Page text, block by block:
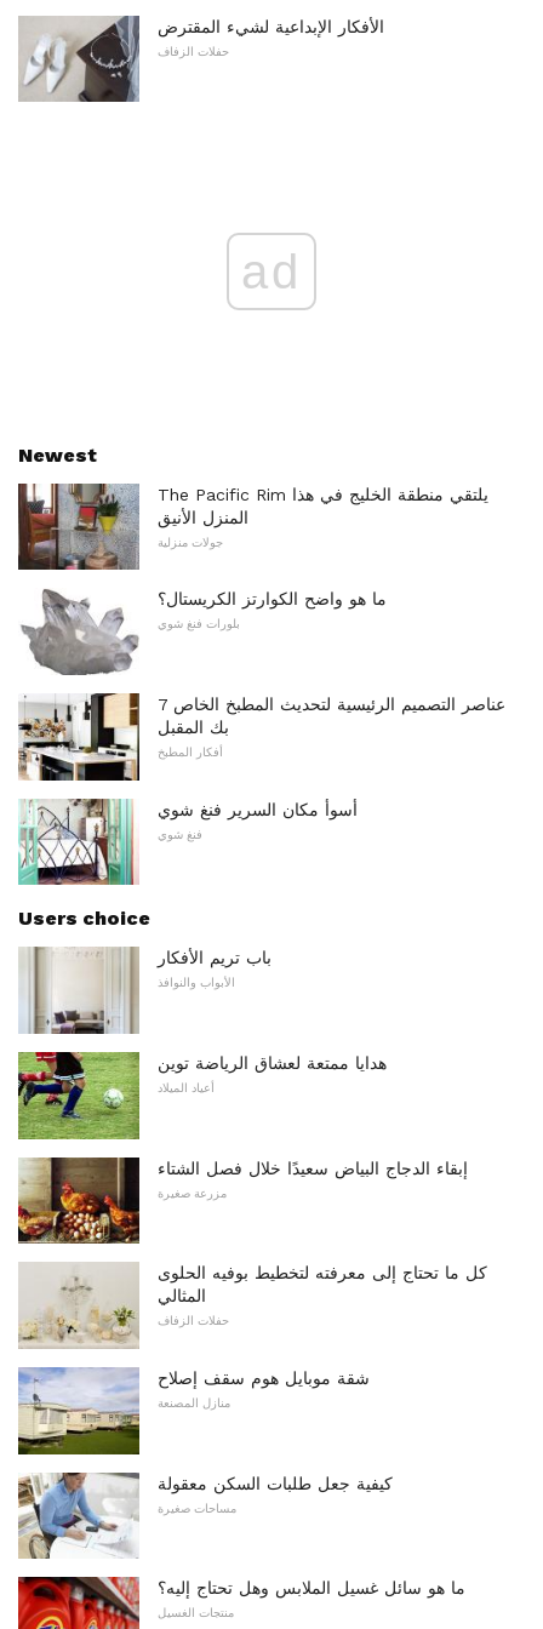
الأفكار الإبداعية لشيء المقترض
حفلات الزفاف
ad
Newest
The Pacific Rim يلتقي منطقة الخليج في هذا
المنزل الأنيق
جولات منزلية
ما هو واضح الكوارتز الكريستال؟
بلورات فنغ شوي
7 عناصر التصميم الرئيسية لتحديث المطبخ الخاص
بك المقبل
أفكار المطبخ
أسوأ مكان السرير فنغ شوي
فنغ شوي
Users choice
باب تريم الأفكار
الأبواب والنوافذ
هدايا ممتعة لعشاق الرياضة توين
أعياد الميلاد
إبقاء الدجاج البياض سعيدًا خلال فصل الشتاء
مزرعة صغيرة
كل ما تحتاج إلى معرفته لتخطيط بوفيه الحلوى
المثالي
حفلات الزفاف
شقة موبايل هوم سقف إصلاح
منازل المصنعة
كيفية جعل طلبات السكن معقولة
مساحات صغيرة
ما هو سائل غسيل الملابس وهل تحتاج إليه؟
منتجات الغسيل